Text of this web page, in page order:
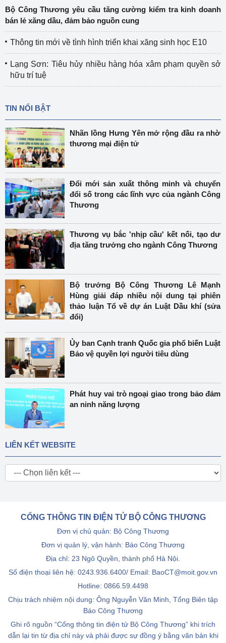
Bộ Công Thương yêu cầu tăng cường kiểm tra kinh doanh
bán lẻ xăng dầu, đảm bảo nguồn cung
Thông tin mới về tình hình triển khai xăng sinh học E10
Lạng Sơn: Tiêu hủy nhiều hàng hóa xâm phạm quyền sở
hữu trí tuệ
TIN NỔI BẬT
Nhãn lồng Hưng Yên mở rộng đầu ra nhờ
thương mại điện tử
Đổi mới sản xuất thông minh và chuyển
đổi số trong các lĩnh vực của ngành Công
Thương
Thương vụ bắc 'nhịp cầu' kết nối, tạo dư
địa tăng trưởng cho ngành Công Thương
Bộ trưởng Bộ Công Thương Lê Mạnh
Hùng giải đáp nhiều nội dung tại phiên
thảo luận Tổ về dự án Luật Dầu khí (sửa
đổi)
Ủy ban Cạnh tranh Quốc gia phổ biến Luật
Bảo vệ quyền lợi người tiêu dùng
Phát huy vai trò ngoại giao trong bảo đảm
an ninh năng lượng
LIÊN KẾT WEBSITE
CỔNG THÔNG TIN ĐIỆN TỬ BỘ CÔNG THƯƠNG
Đơn vị chủ quản: Bộ Công Thương
Đơn vị quản lý, vận hành: Báo Công Thương
Địa chỉ: 23 Ngô Quyền, thành phố Hà Nội.
Số điện thoại liên hệ: 0243.936.6400/ Email: BaoCT@moit.gov.vn
Hotline: 0866.59.4498
Chịu trách nhiệm nội dung: Ông Nguyễn Văn Minh, Tổng Biên tập
Báo Công Thương
Ghi rõ nguồn “Cổng thông tin điện tử Bộ Công Thương” khi trích
dẫn lại tin từ địa chỉ này và phải được sự đồng ý bằng văn bản khi